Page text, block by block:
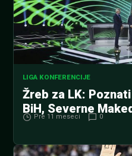
LIGA KONFERENCIJE
Žreb za LK:
BiH, Severne
Pre 11 meseci 0